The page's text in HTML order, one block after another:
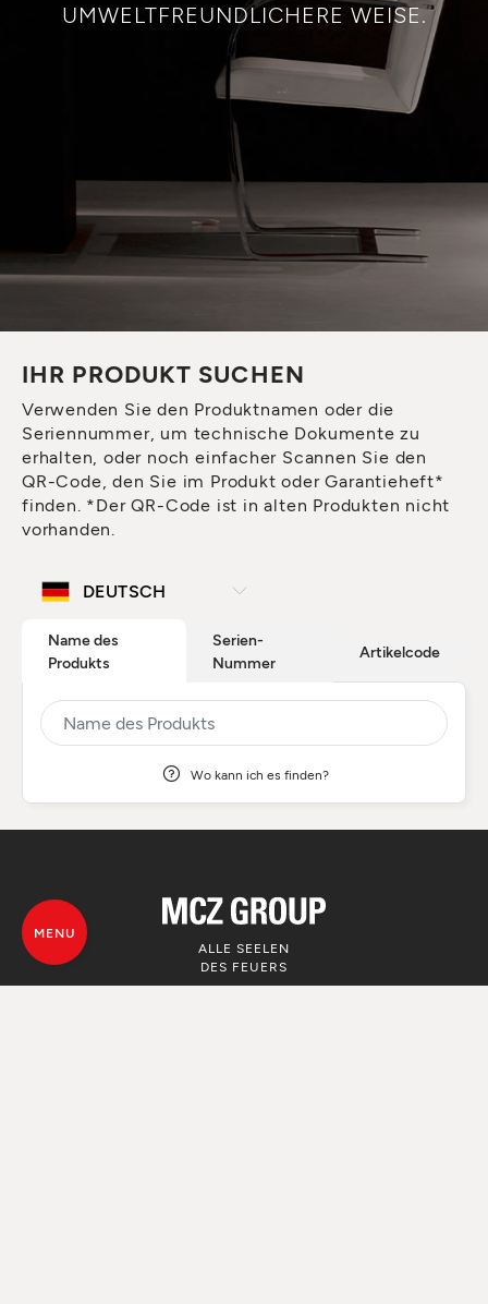
UMWELTFREUNDLICHERE WEISE.
IHR PRODUKT SUCHEN
Verwenden Sie den Produktnamen oder die
Seriennummer, um technische Dokumente zu
erhalten, oder noch einfacher Scannen Sie den
QR-Code, den Sie im Produkt oder Garantieheft*
finden. *Der QR-Code ist in alten Produkten nicht
vorhanden.
Name des
Produkts
Serien-
Nummer
Artikelcode
Wo kann ich es finden?
ALLE SEELEN
DES FEUERS
MENU